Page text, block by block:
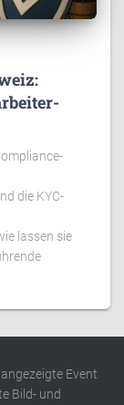
die KYC-
lassen sie
Event
Bild- und